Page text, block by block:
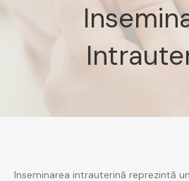
Inseminarea intrauterină reprezintă